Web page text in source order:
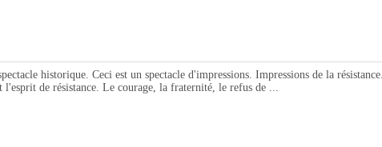
historique. Ceci est un spectacle d'impressions. Impressions de la
de résistance. Le courage, la fraternité, le refus de ...